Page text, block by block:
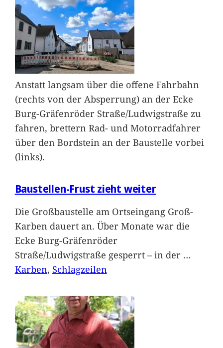
Anstatt langsam über die offene Fahrbahn
(rechts von der Absperrung) an der Ecke
Burg-Gräfenröder Straße/Ludwigstraße zu
fahren, brettern Rad- und Motorradfahrer
über den Bordstein an der Baustelle vorbei
(links).
Baustellen-Frust zieht weiter
Die Großbaustelle am Ortseingang Groß-
Karben dauert an. Über Monate war die
Ecke Burg-Gräfenröder
Straße/Ludwigstraße gesperrt – in der …
Karben, Schlagzeilen